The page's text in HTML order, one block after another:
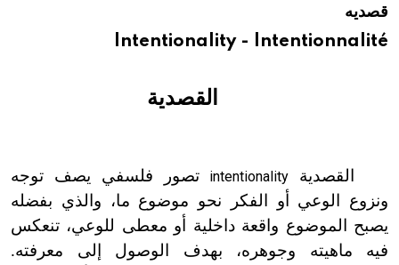
قصديه
Intentionality - Intentionnalité
القصدية
القصدية intentionality تصور فلسفي يصف توجه
ونزوع الوعي أو الفكر نحو موضوع ما، والذي بفضله
يصبح الموضوع واقعة داخلية أو معطى للوعي، تنعكس
فيه ماهيته وجوهره، بهدف الوصول إلى معرفته.